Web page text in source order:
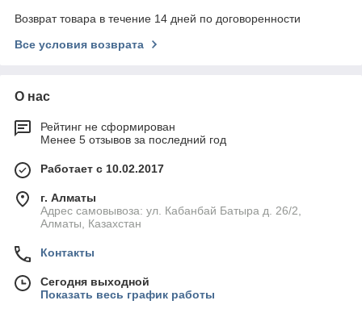
Возврат товара в течение 14 дней по договоренности
Все условия возврата
О нас
Рейтинг не сформирован
Менее 5 отзывов за последний год
Работает с 10.02.2017
г. Алматы
Адрес самовывоза: ул. Кабанбай Батыра д. 26/2,
Алматы, Казахстан
Контакты
Сегодня выходной
Показать весь график работы